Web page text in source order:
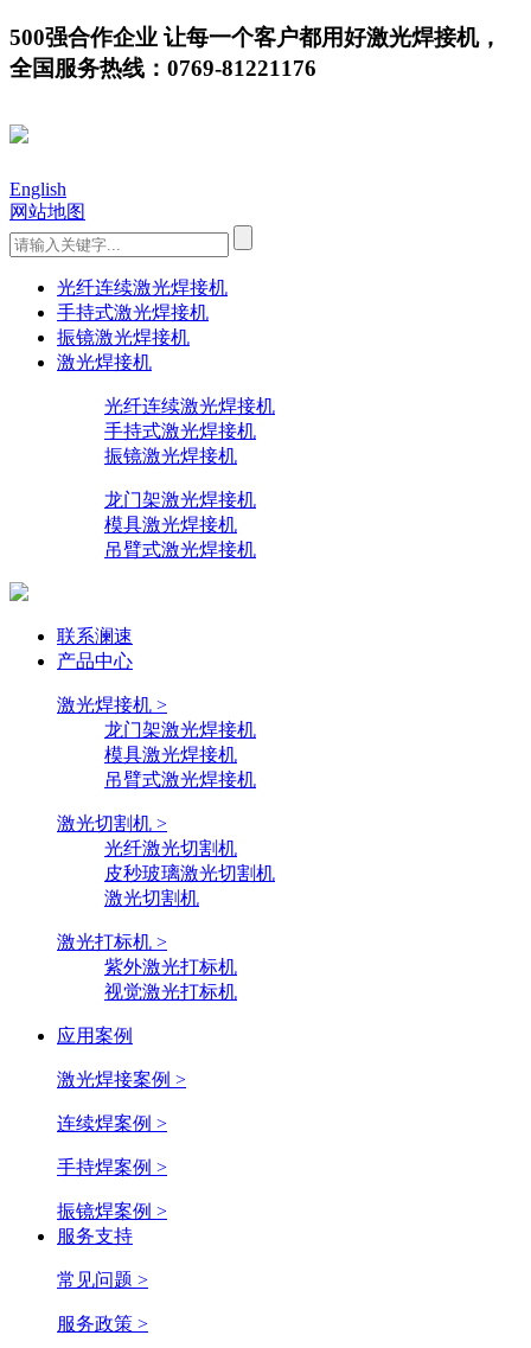
500强合作企业 让每一个客户都用好激光焊接机，
全国服务热线：0769-81221176
English
网站地图
光纤连续激光焊接机
手持式激光焊接机
振镜激光焊接机
激光焊接机
光纤连续激光焊接机
手持式激光焊接机
振镜激光焊接机
龙门架激光焊接机
模具激光焊接机
吊臂式激光焊接机
联系澜速
产品中心
激光焊接机 >
龙门架激光焊接机
模具激光焊接机
吊臂式激光焊接机
激光切割机 >
光纤激光切割机
皮秒玻璃激光切割机
激光切割机
激光打标机 >
紫外激光打标机
视觉激光打标机
应用案例
激光焊接案例 >
连续焊案例 >
手持焊案例 >
振镜焊案例 >
服务支持
常见问题 >
服务政策 >